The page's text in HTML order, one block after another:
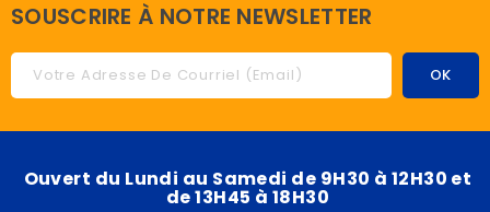
SOUSCRIRE À NOTRE NEWSLETTER
Ouvert du Lundi au Samedi de 9H30 à 12H30 et
de 13H45 à 18H30